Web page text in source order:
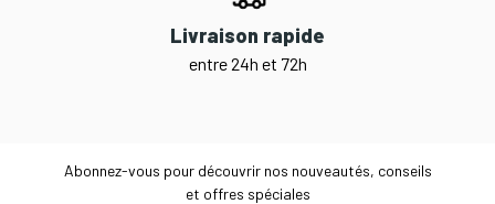
Livraison rapide
entre 24h et 72h
Abonnez-vous pour découvrir nos nouveautés, conseils
et offres spéciales